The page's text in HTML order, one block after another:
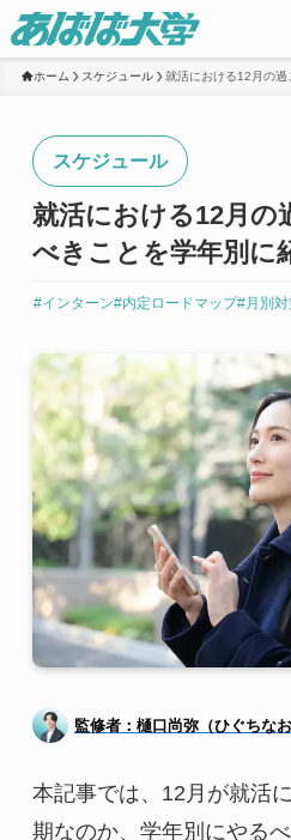
ホーム スケジュール 就活における12月の
スケジュール
就活における12月の
べきことを学年別に
#インターン#内定ロードマップ#月別対
監修者：樋口尚弥（ひぐちなお
本記事では、12月が就活
期なのか、学年別にやる